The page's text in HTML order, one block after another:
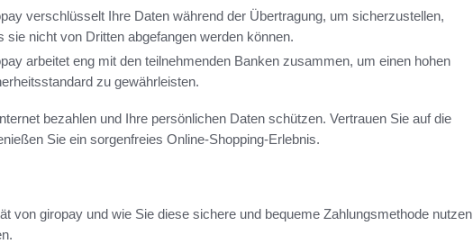
verschlüsselt Ihre Daten während der Übertragung, um sicherzustellen,
sie nicht von Dritten abgefangen werden können.
arbeitet eng mit den teilnehmenden Banken zusammen, um einen hohen
zu gewährleisten.
bezahlen und Ihre persönlichen Daten schützen. Vertrauen Sie auf die
Sie ein sorgenfreies Online-Shopping-Erlebnis.
von giropay und wie Sie diese sichere und bequeme Zahlungsmethode nutzen